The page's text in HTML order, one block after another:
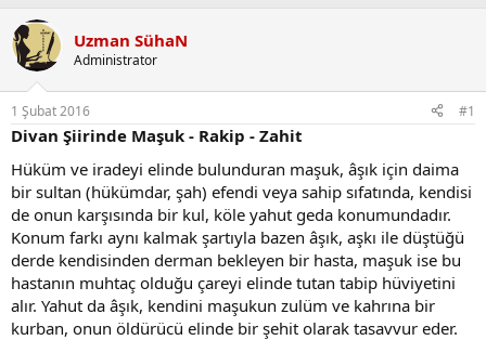
n
b
u
y
u
b
a
ş
l
a
t
a
n
l
a
ı
ç
a
r
i
h
i
Uzman SühaN
Administrator
1 Şubat 2016 #1
Divan Şiirinde Maşuk - Rakip - Zahit
Hüküm ve iradeyi elinde bulunduran maşuk, âşık için daima
bir sultan (hükümdar, şah) efendi veya sahip sıfatında, kendisi
de onun karşısında bir kul, köle yahut geda konumundadır.
Konum farkı aynı kalmak şartıyla bazen âşık, aşkı ile düştüğü
derde kendisinden derman bekleyen bir hasta, maşuk ise bu
hastanın muhtaç olduğu çareyi elinde tutan tabip hüviyetini
alır. Yahut da âşık, kendini maşukun zulüm ve kahrına bir
kurban, onun öldürücü elinde bir şehit olarak tasavvur eder.